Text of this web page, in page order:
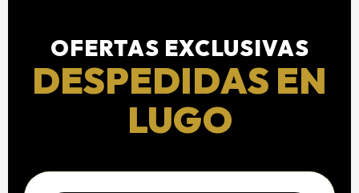
OFERTAS EXCLUSIVAS
DESPEDIDAS EN
LUGO